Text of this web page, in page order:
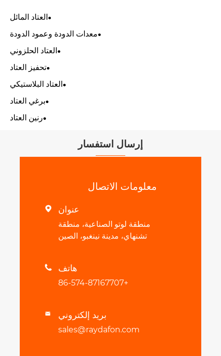
العتاد المائل
معدات الدودة وعمود الدودة
العتاد الحلزوني
تحفيز العتاد
العتاد البلاستيكي
برغي العتاد
رنين العتاد
إرسال استفسار
معلومات الاتصال
 عنوان
منطقة لوتو الصناعية، منطقة
تشنهاي، مدينة نينغبو، الصين
 هاتف
+86-574-87167707
 بريد إلكتروني
sales@raydafon.com